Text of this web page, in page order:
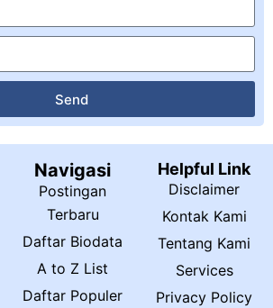
Send
Navigasi
Postingan
Terbaru
Daftar Biodata
A to Z List
Daftar Populer
Helpful Link
Disclaimer
Kontak Kami
Tentang Kami
Services
Privacy Policy